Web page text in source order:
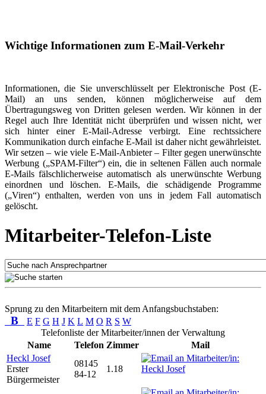
Wichtige Informationen zum E-Mail-Verkehr
Informationen, die Sie unverschlüsselt per Elektronische Post (E-
Mail) an uns senden, können möglicherweise auf dem
Übertragungsweg von Dritten gelesen werden. Wir können in der
Regel auch Ihre Identität nicht überprüfen und wissen nicht, wer
sich hinter einer E-Mail-Adresse verbirgt. Eine rechtssichere
Kommunikation durch einfache E-Mail ist daher nicht gewährleistet.
Wir setzen – wie viele E-Mail-Anbieter – Filter gegen unerwünschte
Werbung („SPAM-Filter“) ein, die in seltenen Fällen auch normale
E-Mails fälschlicherweise automatisch als unerwünschte Werbung
einordnen und löschen. E-Mails, die schädigende Programme
(„Viren“) enthalten, werden von uns in jedem Fall automatisch
gelöscht.
Mitarbeiter-Telefon-Liste
Sprung zu den Mitarbeitern mit dem Anfangsbuchstaben:
B E F G H J K L M O R S W
Telefonliste der Mitarbeiter/innen der Verwaltung
Name
Telefon Zimmer
Mail
Heckl Josef
Erster
Bürgermeister
08145
84-12
1.18